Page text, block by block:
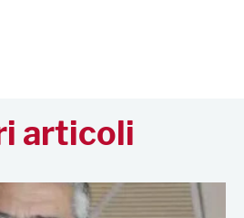
articoli